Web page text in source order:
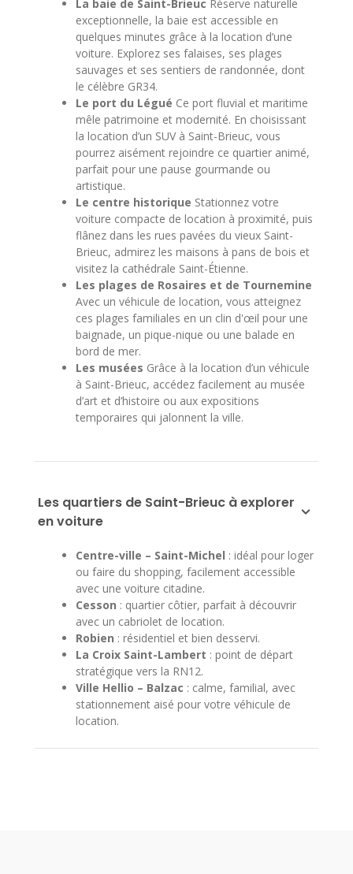
La baie de Saint-Brieuc Réserve naturelle
exceptionnelle, la baie est accessible en
quelques minutes grâce à la location d’une
voiture. Explorez ses falaises, ses plages
sauvages et ses sentiers de randonnée, dont
le célèbre GR34.
Le port du Légué Ce port fluvial et maritime
mêle patrimoine et modernité. En choisissant
la location d’un SUV à Saint-Brieuc, vous
pourrez aisément rejoindre ce quartier animé,
parfait pour une pause gourmande ou
artistique.
Le centre historique Stationnez votre
voiture compacte de location à proximité, puis
flânez dans les rues pavées du vieux Saint-
Brieuc, admirez les maisons à pans de bois et
visitez la cathédrale Saint-Étienne.
Les plages de Rosaires et de Tournemine
Avec un véhicule de location, vous atteignez
ces plages familiales en un clin d'œil pour une
baignade, un pique-nique ou une balade en
bord de mer.
Les musées Grâce à la location d’un véhicule
à Saint-Brieuc, accédez facilement au musée
d’art et d’histoire ou aux expositions
temporaires qui jalonnent la ville.
Les quartiers de Saint-Brieuc à explorer
en voiture
Centre-ville – Saint-Michel : idéal pour loger
ou faire du shopping, facilement accessible
avec une voiture citadine.
Cesson : quartier côtier, parfait à découvrir
avec un cabriolet de location.
Robien : résidentiel et bien desservi.
La Croix Saint-Lambert : point de départ
stratégique vers la RN12.
Ville Hellio – Balzac : calme, familial, avec
stationnement aisé pour votre véhicule de
location.